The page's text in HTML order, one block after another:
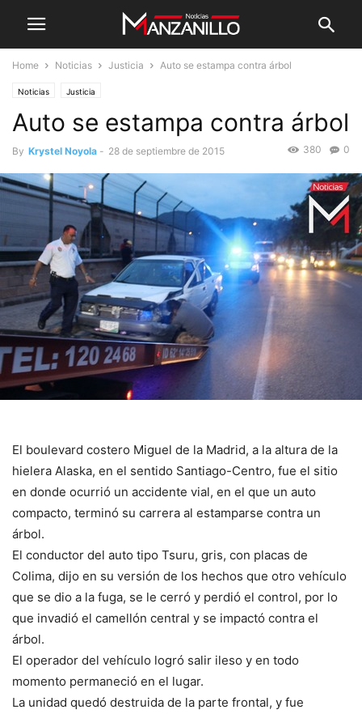
Home Noticias Justicia Auto se estampa contra árbol
Noticias Justicia
Auto se estampa contra árbol
By Krystel Noyola - 28 de septiembre de 2015 0
380
El boulevard costero Miguel de la Madrid, a la altura de la
hielera Alaska, en el sentido Santiago-Centro, fue el sitio
en donde ocurrió un accidente vial, en el que un auto
compacto, terminó su carrera al estamparse contra un
árbol.
El conductor del auto tipo Tsuru, gris, con placas de
Colima, dijo en su versión de los hechos que otro vehículo
que se dio a la fuga, se le cerró y perdió el control, por lo
que invadió el camellón central y se impactó contra el
árbol.
El operador del vehículo logró salir ileso y en todo
momento permaneció en el lugar.
La unidad quedó destruida de la parte frontal, y fue